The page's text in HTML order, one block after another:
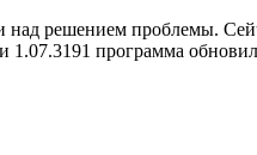
решением проблемы.
1.07.3191 программа